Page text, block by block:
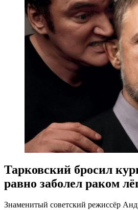
Тарковский бросил
равно заболел раком
Знаменитый советский режиссёр